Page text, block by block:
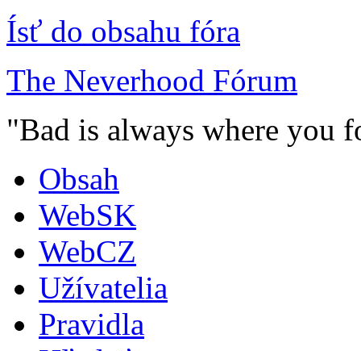
Ísť do obsahu fóra
The Neverhood Fórum
"Bad is always where you
Obsah
WebSK
WebCZ
Užívatelia
Pravidla